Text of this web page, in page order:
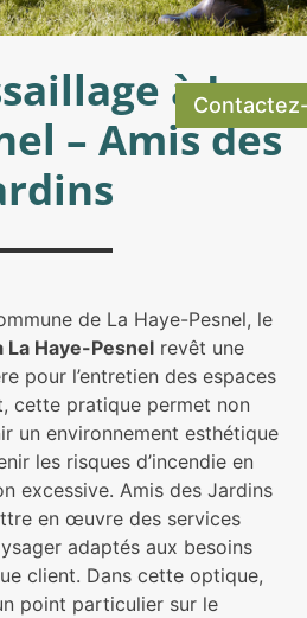
à La
– Amis des
de La Haye-Pesnel, le
Haye-Pesnelrevêt une
pour l’entretien des espaces
cette pratique permet non
un environnement esthétique
les risques d’incendie en
excessive. Amis des Jardins
en œuvre des services
adaptés aux besoins
client. Dans cette optique,
point particulier sur le